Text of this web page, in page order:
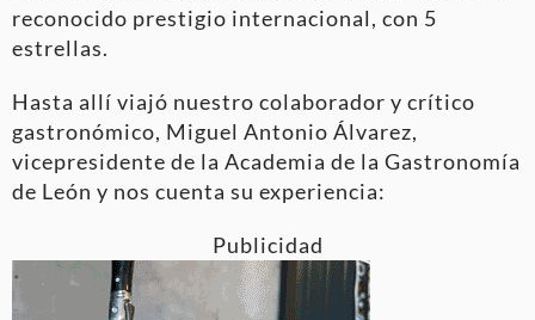
reconocido prestigio internacional, con 5
estrellas.
Hasta allí viajó nuestro colaborador y crítico
gastronómico, Miguel Antonio Álvarez,
vicepresidente de la Academia de la Gastronomía
de León y nos cuenta su experiencia:
Publicidad